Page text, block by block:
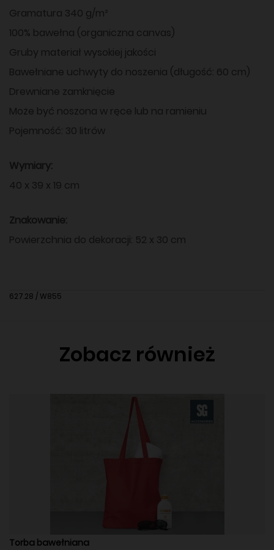
Gramatura 340 g/m²
100% bawełna (organiczna canvas)
Gruby materiał wysokiej jakości
Bawełniane uchwyty do noszenia (długość: 60 cm)
Drewniane zamknięcie
Może być noszona w ręce lub na ramieniu
Pojemność: 30 litrów
Wymiary:
40 x 39 x 19 cm
Znakowanie:
Powierzchnia do dekoracji: 52 x 30 cm
627.28 / W855
Zobacz również
Torba bawełniana